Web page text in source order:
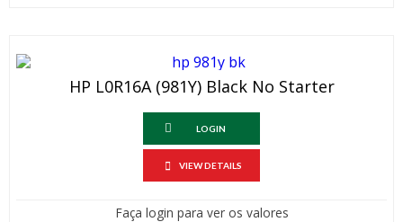
HP L0R16A (981Y) Black No Starter
LOGIN
VIEW DETAILS
Faça login para ver os valores